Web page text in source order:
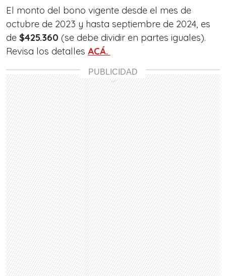
El monto del bono vigente desde el mes de
octubre de 2023 y hasta septiembre de 2024, es
de $425.360 (se debe dividir en partes iguales).
Revisa los detalles ACÁ.